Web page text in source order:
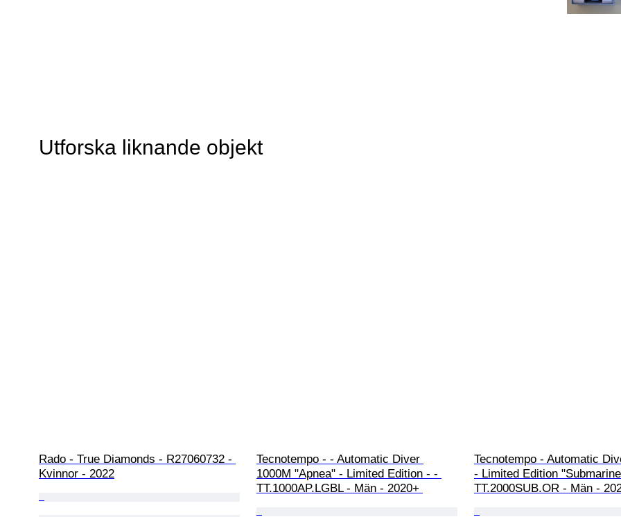
Utforska liknande objekt
Rado - True Diamonds - R27060732 -
Kvinnor - 2022
Tecnotempo - - Automatic Diver
1000M "Apnea" - Limited Edition - -
TT.1000AP.LGBL - Män - 2020+
Tecnotempo - Automatic
- Limited Edition
TT.2000SUB.OR - Män -